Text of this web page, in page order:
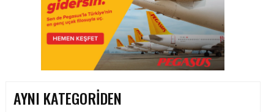
AYNI KATEGORIDEN
GÜNCEL HABERLER • 22 TEM 2026
OKYANUSU KÜREK
ÇEKEREK AŞACAK İLK
TÜRK TAKIMINA GURUR
DOLU DESTEK!
GÜNCEL HABERLER • 12 HAZ 2026